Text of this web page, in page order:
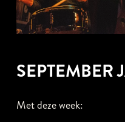
SEPTEMBER
Met deze week: